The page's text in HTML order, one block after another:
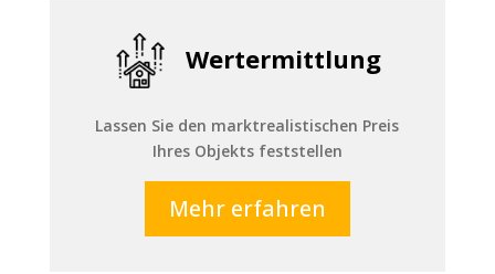
Wertermittlung
Lassen Sie den marktrealistischen Preis
Ihres Objekts feststellen
Mehr erfahren